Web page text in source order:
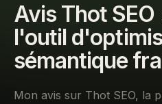
Avis Thot
l'outil
sémantique
Mon avis sur Thot SEO, la